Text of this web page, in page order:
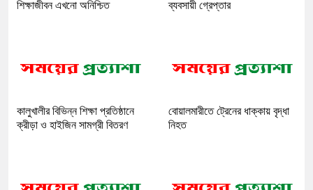
শিক্ষাজীবন এখনো অনিশ্চিত ব্যবসায়ী গ্রেপ্তার
কালুখালীর বিভিন্ন শিক্ষা প্রতিষ্ঠানে
ক্রীড়া ও হাইজিন সামগ্রী বিতরণ
বোয়ালমারীতে ট্রেনের ধাক্কায় বৃদ্ধা
নিহত